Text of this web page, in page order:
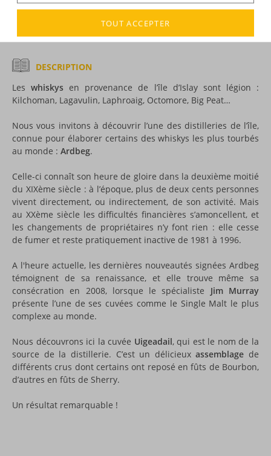
Voir tous les produits :Ardbeg
DESCRIPTION
Leswhiskys en provenance de l’île d’Islay sont légion :
Kilchoman, Lagavulin, Laphroaig, Octomore, Big Peat…
Nous vous invitons à découvrir l’une des distilleries de l’île,
connue pour élaborer certains des whiskys les plus tourbés
au monde : Ardbeg.
Celle-ci connaît son heure de gloire dans la deuxième moitié
du XIXème siècle : à l’époque, plus de deux cents personnes
vivent directement, ou indirectement, de son activité. Mais
au XXème siècle les difficultés financières s’amoncellent, et
les changements de propriétaires n’y font rien : elle cesse
de fumer et reste pratiquement inactive de 1981 à 1996.
A l'heure actuelle, les dernières nouveautés signées Ardbeg
témoignent de sa renaissance, et elle trouve même sa
consécration en 2008, lorsque le spécialiste Jim Murray
présente l’une de ses cuvées comme le Single Malt le plus
complexe au monde.
Nous découvrons ici la cuvée Uigeadail, qui est le nom de la
source de la distillerie. C’est un délicieuxassemblage de
différents crus dont certains ont reposé en fûts de Bourbon,
d’autres en fûts de Sherry.
Un résultat remarquable !
TOUT ACCEPTER